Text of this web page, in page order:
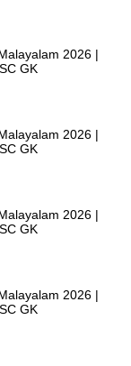
2026 |
GK
2026 |
GK
2026 |
GK
2026 |
GK